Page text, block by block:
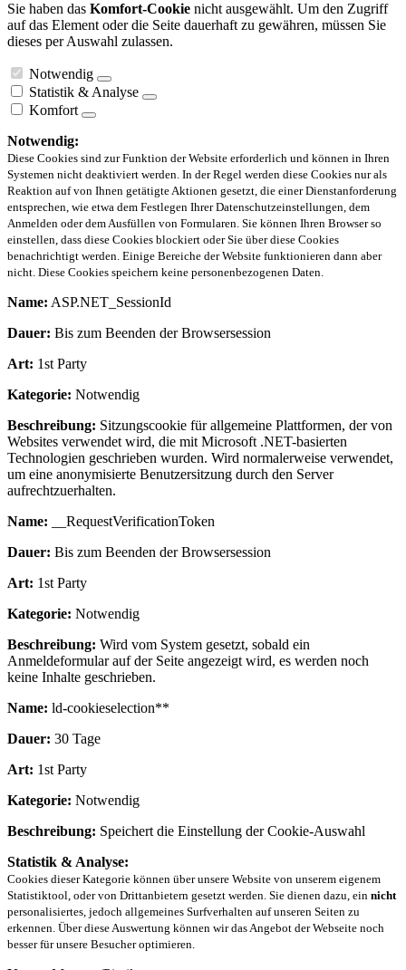
Sie haben das Komfort-Cookie nicht ausgewählt. Um den Zugriff
auf das Element oder die Seite dauerhaft zu gewähren, müssen Sie
dieses per Auswahl zulassen.
Notwendig
Statistik & Analyse
Komfort
Notwendig:
Diese Cookies sind zur Funktion der Website erforderlich und können in Ihren
Systemen nicht deaktiviert werden. In der Regel werden diese Cookies nur als
Reaktion auf von Ihnen getätigte Aktionen gesetzt, die einer Dienstanforderung
entsprechen, wie etwa dem Festlegen Ihrer Datenschutzeinstellungen, dem
Anmelden oder dem Ausfüllen von Formularen. Sie können Ihren Browser so
einstellen, dass diese Cookies blockiert oder Sie über diese Cookies
benachrichtigt werden. Einige Bereiche der Website funktionieren dann aber
nicht. Diese Cookies speichern keine personenbezogenen Daten.
Name: ASP.NET_SessionId
Dauer: Bis zum Beenden der Browsersession
Art: 1st Party
Kategorie: Notwendig
Beschreibung: Sitzungscookie für allgemeine Plattformen, der von
Websites verwendet wird, die mit Microsoft .NET-basierten
Technologien geschrieben wurden. Wird normalerweise verwendet,
um eine anonymisierte Benutzersitzung durch den Server
aufrechtzuerhalten.
Name: __RequestVerificationToken
Dauer: Bis zum Beenden der Browsersession
Art: 1st Party
Kategorie: Notwendig
Beschreibung: Wird vom System gesetzt, sobald ein
Anmeldeformular auf der Seite angezeigt wird, es werden noch
keine Inhalte geschrieben.
Name: ld-cookieselection**
Dauer: 30 Tage
Art: 1st Party
Kategorie: Notwendig
Beschreibung: Speichert die Einstellung der Cookie-Auswahl
Statistik & Analyse:
Cookies dieser Kategorie können über unsere Website von unserem eigenem
Statistiktool, oder von Drittanbietern gesetzt werden. Sie dienen dazu, ein nicht
personalisiertes, jedoch allgemeines Surfverhalten auf unseren Seiten zu
erkennen. Über diese Auswertung können wir das Angebot der Webseite noch
besser für unsere Besucher optimieren.